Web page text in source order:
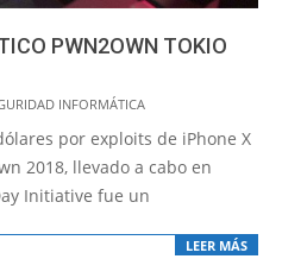
PWN2OWN TOKIO
INFORMÁTICA
por exploits de iPhone X
2018, llevado a cabo en
Initiative fue un
LEER MÁS